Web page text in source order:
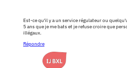
Est-ce qu'il y a un service régulateur ou
5 ans que je me bats et je refuse croire que
illégaux.
Répondre